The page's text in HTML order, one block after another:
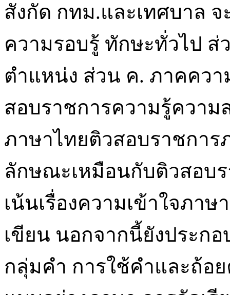
สังกัด กทม.และเทศบาล
ความรอบรู้ ทักษะทั่วไป
ตำแหน่ง ส่วน ค. ภาคคว
สอบราชการความรู้ความ
ภาษาไทยติวสอบราชการ
ลักษณะเหมือนกับติวสอบ
เน้นเรื่องความเข้าใจภา
เขียน นอกจากนี้ยังประก
กลุ่มคำ การใช้คำและถ้อย